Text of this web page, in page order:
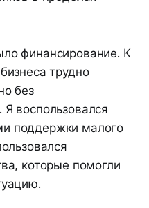
финансирование. К
трудно
без
воспользовался
поддержки малого
которые помогли